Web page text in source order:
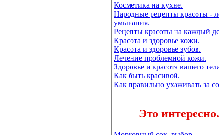
Косметика на кухне.
Народные рецепты красоты -
умывания.
Рецепты красоты на каждый
Красота и здоровье кожи.
Красота и здоровье зубов.
Лечение проблемной кожи.
Здоровье и красота вашего
Как быть красивой.
Как правильно ухаживать за
Это интересно.